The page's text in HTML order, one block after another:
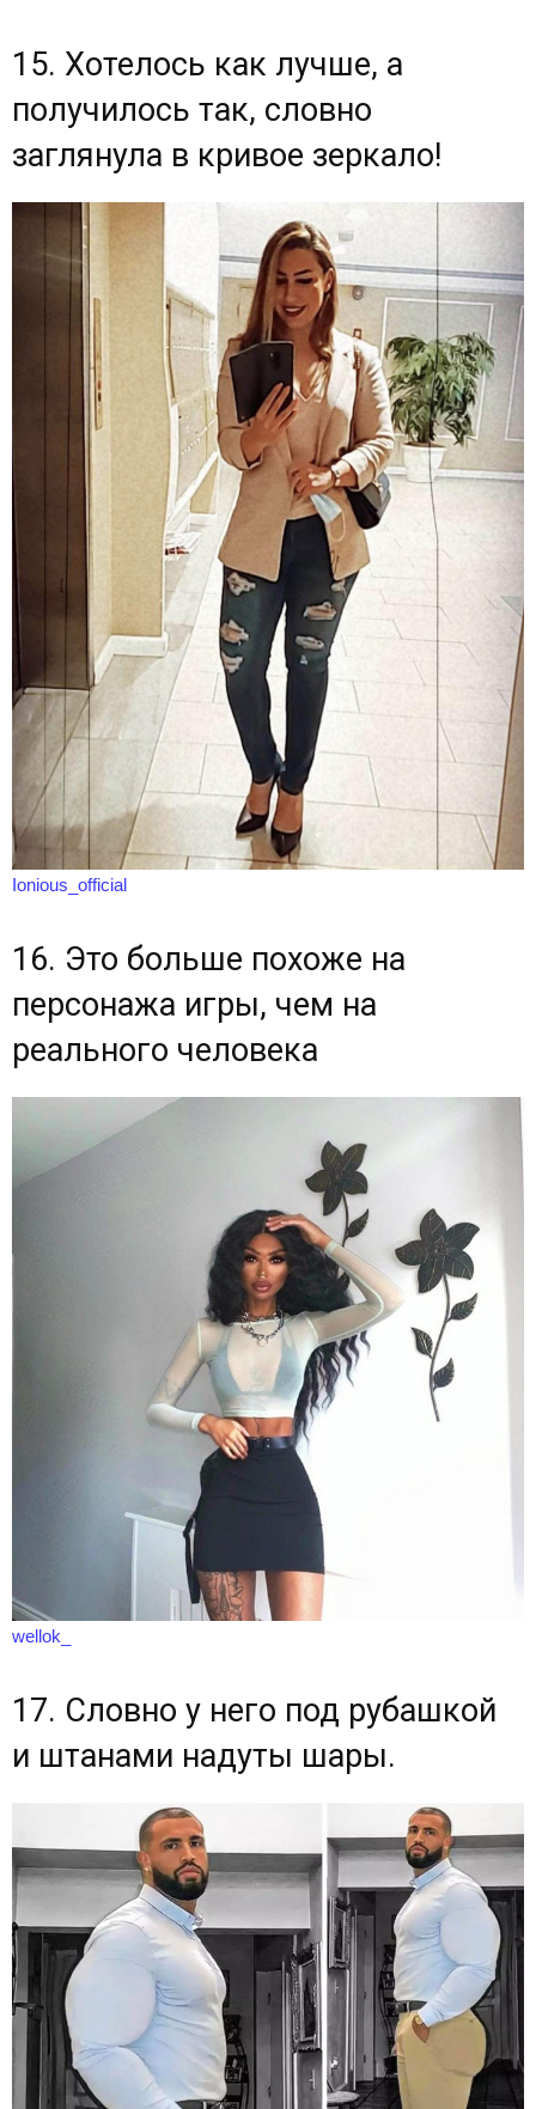
15. Хотелось как лучше, а
получилось так, словно
заглянула в кривое зеркало!
Ionious_official
16. Это больше похоже на
персонажа игры, чем на
реального человека
wellok_
17. Словно у него под рубашкой
и штанами надуты шары.